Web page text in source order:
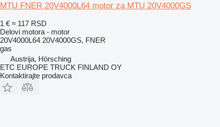
MTU FNER 20V4000L64 motor za MTU 20V4000GS
1 € ≈ 117 RSD
Delovi motora - motor
20V4000L64 20V4000GS, FNER
gas
Austrija, Hörsching
ETC EUROPE TRUCK FINLAND OY
Kontaktirajte prodavca